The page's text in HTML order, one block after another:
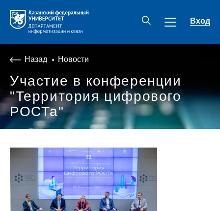
Вход
Назад Новости
Участие в конференции
"Территория цифрового
РОСТа"